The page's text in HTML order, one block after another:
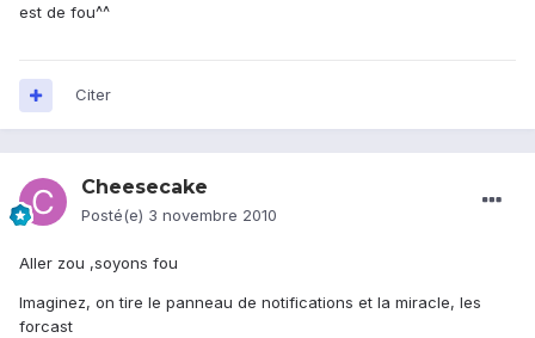
est de fou^^
Citer
Cheesecake
Posté(e) 3 novembre 2010
Aller zou ,soyons fou
Imaginez, on tire le panneau de notifications et la miracle, les
forcast